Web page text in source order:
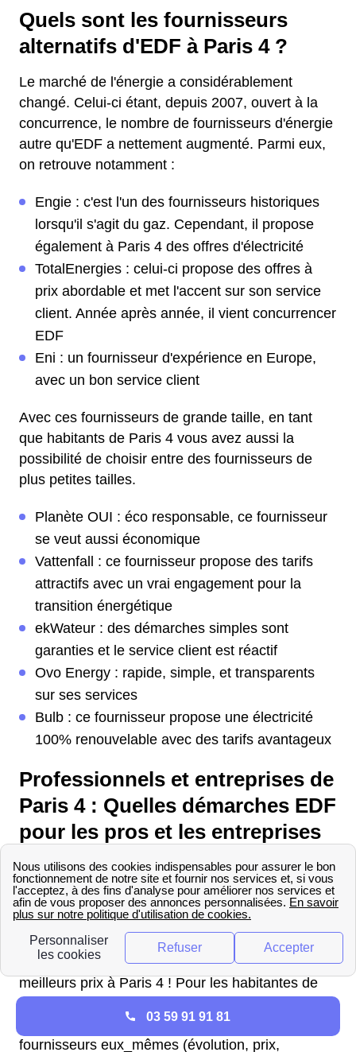
Quels sont les fournisseurs
alternatifs d'EDF à Paris 4 ?
Le marché de l'énergie a considérablement
changé. Celui-ci étant, depuis 2007, ouvert à la
concurrence, le nombre de fournisseurs d'énergie
autre qu'EDF a nettement augmenté. Parmi eux,
on retrouve notamment :
Engie : c'est l'un des fournisseurs historiques
lorsqu'il s'agit du gaz. Cependant, il propose
également à Paris 4 des offres d'électricité
TotalEnergies : celui-ci propose des offres à
prix abordable et met l'accent sur son service
client. Année après année, il vient concurrencer
EDF
Eni : un fournisseur d'expérience en Europe,
avec un bon service client
Avec ces fournisseurs de grande taille, en tant
que habitants de Paris 4 vous avez aussi la
possibilité de choisir entre des fournisseurs de
plus petites tailles.
Planète OUI : éco responsable, ce fournisseur
se veut aussi économique
Vattenfall : ce fournisseur propose des tarifs
attractifs avec un vrai engagement pour la
transition énergétique
ekWateur : des démarches simples sont
garanties et le service client est réactif
Ovo Energy : rapide, simple, et transparents
sur ses services
Bulb : ce fournisseur propose une électricité
100% renouvelable avec des tarifs avantageux
Professionnels et entreprises de
Paris 4 : Quelles démarches EDF
pour les pros et les entreprises
?
Professionnels : les tarifs de
l'électricité Paris 4 en 2025
Vous êtes un professionnel ? Obtenez les
meilleurs prix à Paris 4 ! Pour les habitantes de
marché sont des abonnements déterminés par les
fournisseurs eux_mêmes (évolution, prix,
03 59 91 91 81